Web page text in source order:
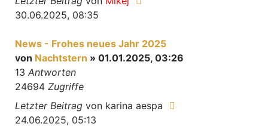
30.06.2025, 08:35
News - Frohes neues Jahr 2025
von Nachtstern » 01.01.2025, 03:26
13 Antworten
24694 Zugriffe
Letzter Beitrag von karina aespa
24.06.2025, 05:13